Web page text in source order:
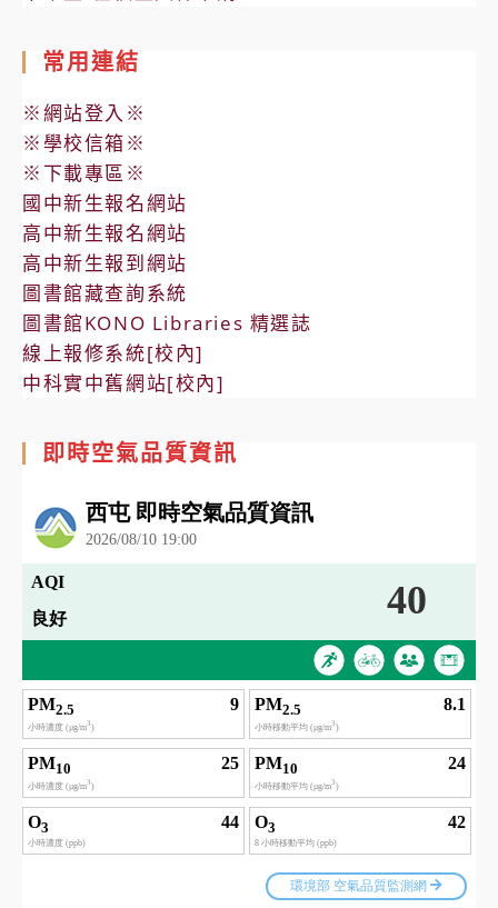
常用連結
※網站登入※
※學校信箱※
※下載專區※
國中新生報名網站
高中新生報名網站
高中新生報到網站
圖書館藏查詢系統
圖書館KONO Libraries 精選誌
線上報修系統[校內]
中科實中舊網站[校內]
即時空氣品質資訊